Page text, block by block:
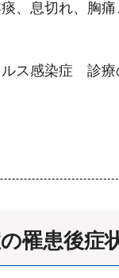
、息切れ、胸
ス感染症 診
罹患後症